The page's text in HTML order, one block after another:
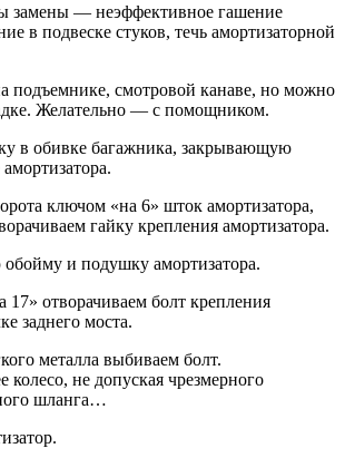
замены — неэффективное гашение
в подвеске стуков, течь амортизаторной
подъемнике, смотровой канаве, но можно
Желательно — с помощником.
в обивке багажника, закрывающую
ключом «на 6» шток амортизатора,
гайку крепления амортизатора.
и подушку амортизатора.
отворачиваем болт крепления
заднего моста.
металла выбиваем болт.
не допуская чрезмерного
шланга…